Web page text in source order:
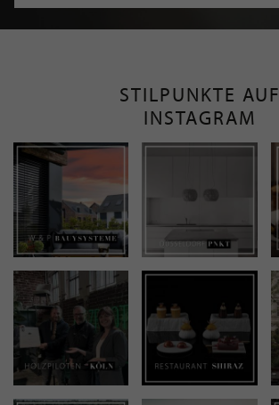
STILPUNKTE AUF
INSTAGRAM